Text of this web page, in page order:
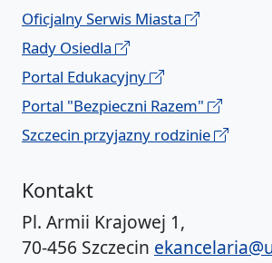
Oficjalny Serwis Miasta
Rady Osiedla
Portal Edukacyjny
Portal "Bezpieczni Razem"
Szczecin przyjazny rodzinie
Kontakt
Pl. Armii Krajowej 1,
70-456 Szczecin